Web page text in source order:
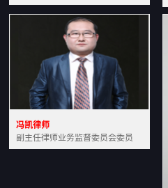
冯凯律师
副主任律师业务监督委员会委员